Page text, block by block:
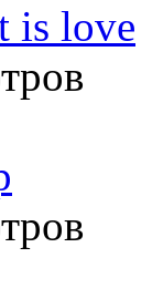
is love